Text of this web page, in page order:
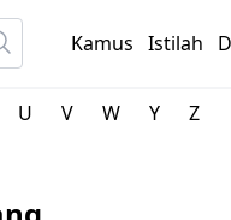
Kamus Istilah
U V W Y Z